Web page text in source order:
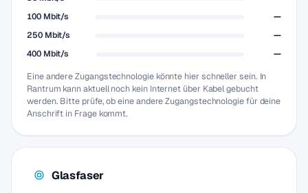
100 Mbit/s
—
250 Mbit/s
—
400 Mbit/s
—
Eine andere Zugangstechnologie könnte hier schneller sein. In
Rantrum kann aktuell noch kein Internet über Kabel gebucht
werden. Bitte prüfe, ob eine andere Zugangstechnologie für deine
Anschrift in Frage kommt.
Glasfaser